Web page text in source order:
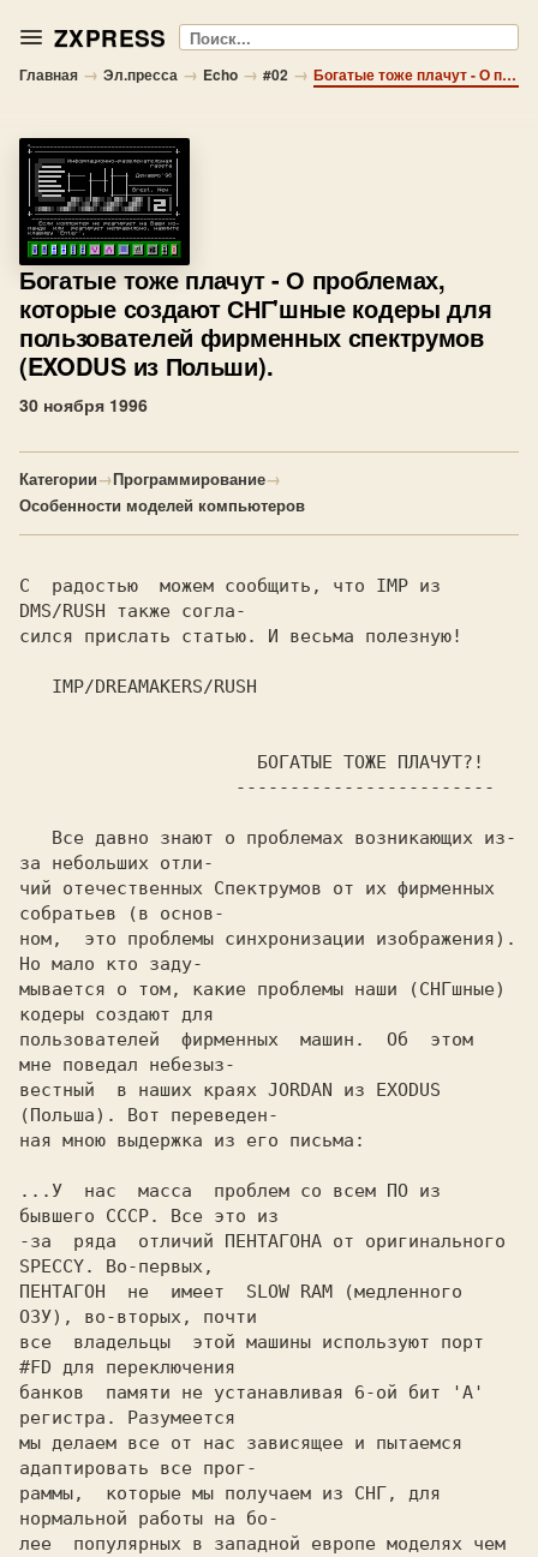
ZXPRESS Поиск
Главная → Эл.пресса → Echo → #02 → Богатые тоже плачут - О проблемах, которые создают СНГ'шные кодеры для пользователей фирменных спектрумов (EXODUS из Польши).
Богатые тоже плачут- О проблемах,
которые создают СНГ'шные кодеры для
пользователей фирменных спектрумов
(EXODUS из Польши).
30 ноября 1996
Категории→Программирование→
Особенности моделей компьютеров
С  радостью  можем сообщить, что IMP из
DMS/RUSH также согла-
сился прислать статью. И весьма полезную!
за небольших отли-
чий отечественных Спектрумов от их фирменных
собратьев (в основ-
ном,  это проблемы синхронизации изображения).
Но мало кто заду-
мывается о том, какие проблемы наши (СНГшные)
кодеры создают для
пользователей  фирменных  машин.  Об  этом
мне поведал небезыз-
вестный  в наших краях JORDAN из EXODUS
(Польша). Вот переведен-
ная мною выдержка из его письма:
...У  нас  масса  проблем со всем ПО из
бывшего СССР. Все это из
-за  ряда  отличий ПЕНТАГОНА от оригинального
SPECCY. Во-первых,
ПЕНТАГОН  не  имеет  SLOW RAM (медленного
ОЗУ), во-вторых, почти
все  владельцы  этой машины используют порт
#FD для переключения
банков  памяти не устанавливая 6-ой бит 'А'
регистра. Разумеется
мы делаем все от нас зависящее и пытаемся
адаптировать все прог-
раммы,  которые мы получаем из СНГ, для
нормальной работы на бо-
лее  популярных в западной европе моделях чем